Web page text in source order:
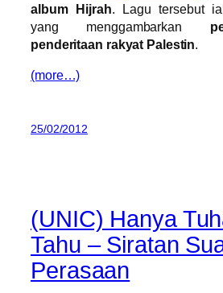
album Hijrah. Lagu tersebut
yang menggambarkan
penderitaan rakyat Palestin.
(more…)
25/02/2012
(UNIC) Hanya
Tahu – Siratan
Perasaan